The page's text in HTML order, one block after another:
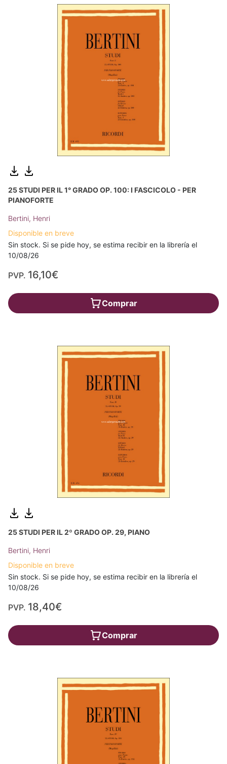
25 STUDI PER IL 1° GRADO OP. 100: I FASCICOLO - PER
PIANOFORTE
Bertini, Henri
Disponible en breve
Sin stock. Si se pide hoy, se estima recibir en la librería el
10/08/26
PVP. 16,10€
Comprar
25 STUDI PER IL 2º GRADO OP. 29, PIANO
Bertini, Henri
Disponible en breve
Sin stock. Si se pide hoy, se estima recibir en la librería el
10/08/26
PVP. 18,40€
Comprar